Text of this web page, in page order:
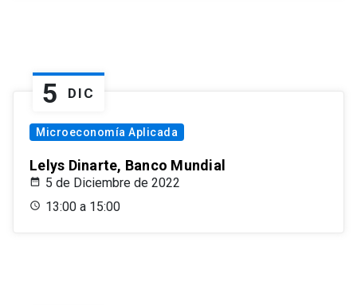
5 DIC
Microeconomía Aplicada
Lelys Dinarte, Banco Mundial
5 de Diciembre de 2022
13:00 a 15:00